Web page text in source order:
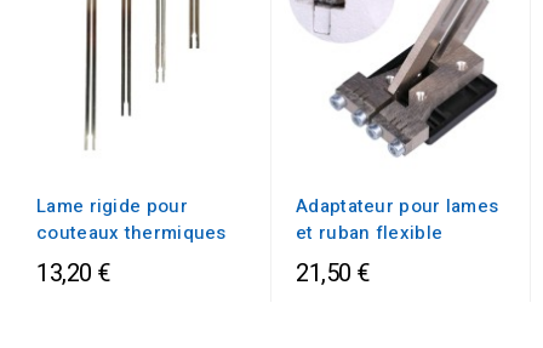
Lame rigide pour
couteaux thermiques
13,20 €
Adaptateur pour lames
et ruban flexible
21,50 €